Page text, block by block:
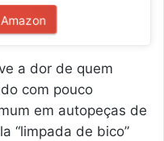
a dor de quem
com pouco
em autopeças de
“limpada de bico”